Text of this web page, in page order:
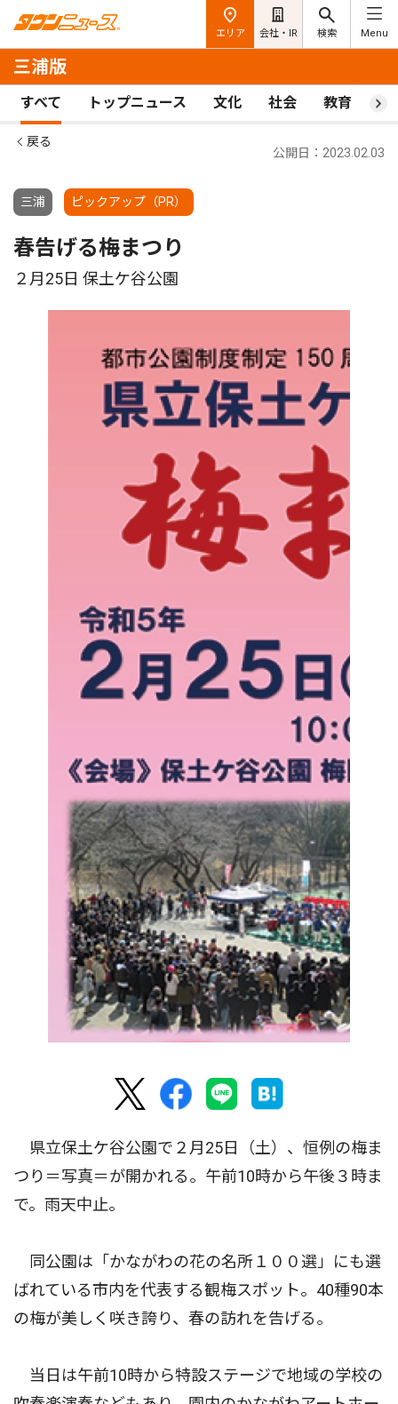
エリア 会社・IR 検索 Menu
三浦版
すべて トップニュース 文化 社会 教育 ス
戻る
三浦 ピックアップ（PR）
公開日：2023.02.03
春告げる梅まつり
２月25日 保土ケ谷公園
県立保土ケ谷公園で２月25日（土）、恒例の梅ま
つり＝写真＝が開かれる。午前10時から午後３時ま
で。雨天中止。
同公園は「かながわの花の名所１００選」にも選
ばれている市内を代表する観梅スポット。40種90本
の梅が美しく咲き誇り、春の訪れを告げる。
当日は午前10時から特設ステージで地域の学校の